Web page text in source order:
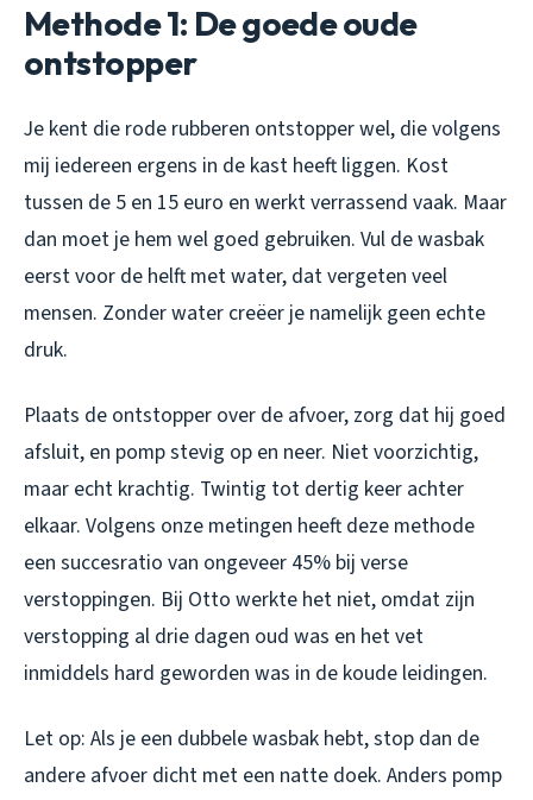
Methode 1: De goede oude
ontstopper
Je kent die rode rubberen ontstopper wel, die volgens
mij iedereen ergens in de kast heeft liggen. Kost
tussen de 5 en 15 euro en werkt verrassend vaak. Maar
dan moet je hem wel goed gebruiken. Vul de wasbak
eerst voor de helft met water, dat vergeten veel
mensen. Zonder water creëer je namelijk geen echte
druk.
Plaats de ontstopper over de afvoer, zorg dat hij goed
afsluit, en pomp stevig op en neer. Niet voorzichtig,
maar echt krachtig. Twintig tot dertig keer achter
elkaar. Volgens onze metingen heeft deze methode
een succesratio van ongeveer 45% bij verse
verstoppingen. Bij Otto werkte het niet, omdat zijn
verstopping al drie dagen oud was en het vet
inmiddels hard geworden was in de koude leidingen.
Let op: Als je een dubbele wasbak hebt, stop dan de
andere afvoer dicht met een natte doek. Anders pomp